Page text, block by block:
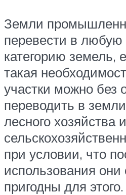
Земли
перевести в любую
категорию земель,
такая
участки можно без
переводить в
лесного хозяйства и
при условии, что
использования они
пригодны для этого.